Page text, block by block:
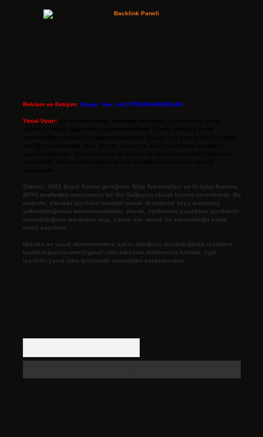
Reklam ve İletişim: Skype: live:.cid.575569c608265c69
Yasal Uyarı:
Sitemiz, 5651 Sayılı Kanun gereğince Bilgi Teknolojileri ve İletişim Kurumu
(BTK) tarafından onaylanmış bir Yer Sağlayıcı olarak hizmet vermektedir. Bu
nedenle, sitedeki içerikleri proaktif olarak denetleme veya araştırma
yükümlülüğümüz bulunmamaktadır. Ancak, üyelerimiz yazdıkları içeriklerin
sorumluluğunu taşımakta olup, siteye üye olarak bu sorumluluğu kabul
etmiş sayılırlar.
Hukuka ve yasal düzenlemelere aykırı olduğunu düşündüğünüz içerikleri,
backlinkpanelicomtr@gmail.com adresine bildirmeniz halinde, ilgili
içerikler yasal süre içerisinde sitemizden kaldırılacaktır.